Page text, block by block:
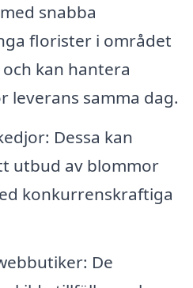
snabba
florister i området
kan hantera
leverans samma dag.
Dessa kan
utbud av blommor
konkurrenskraftiga
De